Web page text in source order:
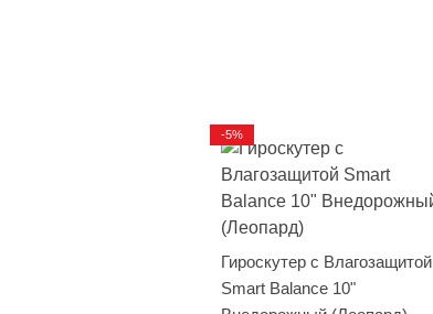
Гироскутер с Влагозащитой
Smart Balance 10"
-5%